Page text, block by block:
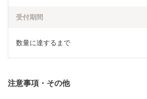
受付期間
数量に達するまで
注意事項・その他